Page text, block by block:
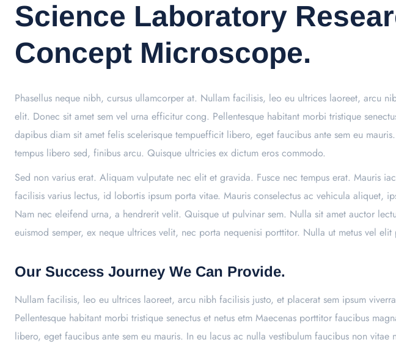
Science Laboratory
Concept Microscope.
Phasellus neque nibh, cursus ullamcorper at. Nullam facilisis, leo eu ultrices laoreet, arcu
elit. Donec sit amet sem vel urna efficitur cong. Pellentesque habitant morbi tristique
dapibus diam sit amet felis scelerisque tempuefficit libero, eget faucibus ante sem eu
tempus libero sed, finibus arcu. Quisque ultricies ex dictum eros commodo.
Sed non varius erat. Aliquam vulputate nec elit et gravida. Fusce nec tempus erat. Mauris
facilisis varius lectus, id lobortis ipsum porta vitae. Mauris conselectus ac vehicula aliquet,
Nam nec eleifend urna, a hendrerit velit. Quisque ut pulvinar sem. Nulla sit amet auctor
euismod semper, ex neque ultrices velit, nec porta nequenisi porttitor. Nulla ut metus vel elit
Our Success Journey We Can Provide.
Nullam facilisis, leo eu ultrices laoreet, arcu nibh facilisis justo, et placerat sem ipsum
Pellentesque habitant morbi tristique senectus et netus etm Maecenas porttitor faucibus
libero, eget faucibus ante sem eu mauris. In eu lacus ac nulla vestibulum faucibus non